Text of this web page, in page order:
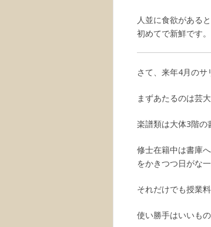
人並に食欲がある
初めてで新鮮です。
さて、来年4月のサ
まずあたるのは芸
楽譜類は大体3階の
修士在籍中は書庫
をかきつつ日がな
それだけでも授業
使い勝手はいいも